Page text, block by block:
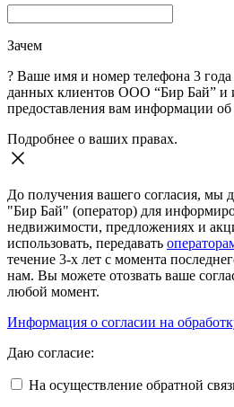
Зачем
? Ваше имя и номер телефона 3 года
данных клиентов ООО “Бир Бай” и
предоставления вам информации
Подробнее о ваших правах.
До получения вашего согласия,
"Бир Бай" (оператор) для
недвижимости, предложениях и
использовать, передавать
течение 3-х лет с момента
нам. Вы можете отозвать ваше
любой момент.
Информация о согласии на
Даю согласие:
На осуществление обратной